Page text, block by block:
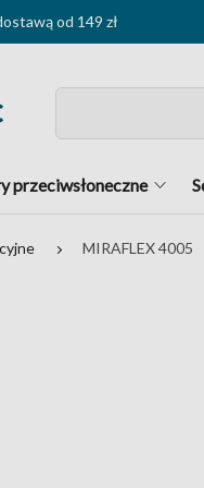
od 149 zł
przeciwsłoneczne
MIRAFLEX 4005